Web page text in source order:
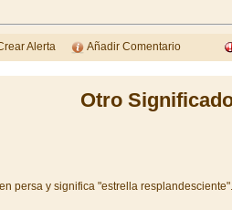
Alerta Añadir Comentario
Otro
persa y significa "estrella resplandesciente".